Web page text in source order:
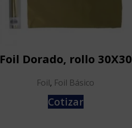
Foil Dorado, rollo 30X30
Foil, Foil Básico
Cotizar